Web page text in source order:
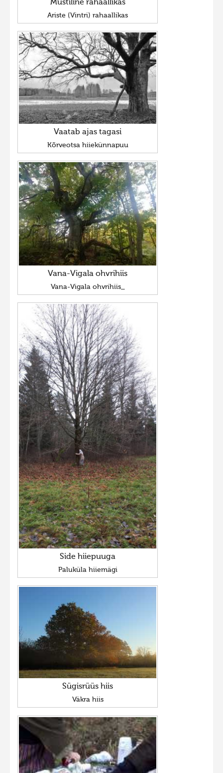
Müstiline rahaallikas
Ariste (Vintri) rahaallikas
Vaatab ajas tagasi
Kõrveotsa hiiekünnapuu
Vana-Vigala ohvrihiis
Vana-Vigala ohvrihiis_
Side hiiepuuga
Paluküla hiiemägi
Sügisrüüs hiis
Väkra hiis